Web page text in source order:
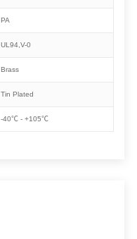
PA
UL94,V-0
Brass
Tin Plated
-40℃ - +105℃